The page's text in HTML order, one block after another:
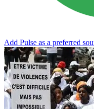
Add Pulse as a preferred